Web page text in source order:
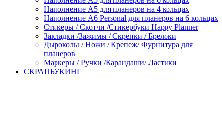
Наполнение А5 для планеров на 4 кольцах
Наполнение А6 Personal для планеров на 6 кольцах
Стикеры / Скотчи /Стикербуки Happy Planner
Закладки /Зажимы / Скрепки / Брелоки
Дыроколы / Ножи / Крепеж/ Фурнитура для
планеров
Маркеры / Ручки /Карандаши/ Ластики
СКРАПБУКИНГ